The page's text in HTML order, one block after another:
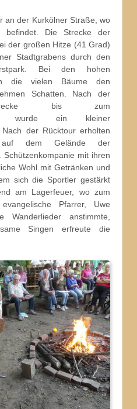
an der Kurkölner Straße, wo
befindet. Die Strecke der
der großen Hitze (41 Grad)
Stadtgrabens durch den
Bei den hohen
die vielen Bäume den
Schatten. Nach der
bis zum
wurde ein kleiner
der Rücktour erholten
dem Gelände der
mit ihren
Wohl mit Getränken und
sich die Sportler gestärkt
am Lagerfeuer, wo zum
Pfarrer, Uwe
anstimmte,
Singen erfreute die